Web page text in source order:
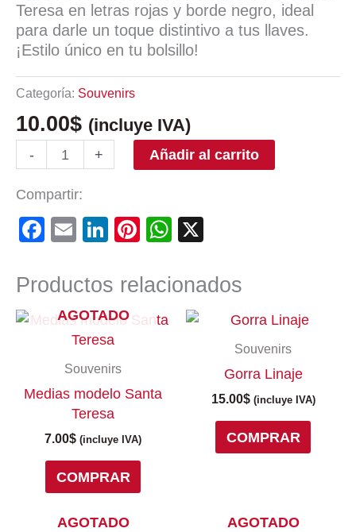
Teresa en letras rojas y borde negro, ideal
para darle un toque distintivo a tus llaves.
¡Estilo único en tu bolsillo!
Categoría: Souvenirs
10.00$ (incluye IVA)
- + Añadir al carrito
Compartir:
Facebook
EmailLinkedIn
Pinterest
WhatsApp
Productos relacionados
AGOTADO
Souvenirs
Medias modelo Santa
Teresa
7.00$ (incluye IVA)
COMPRAR
Souvenirs
Gorra Linaje
15.00$ (incluye IVA)
COMPRAR
AGOTADO AGOTADO